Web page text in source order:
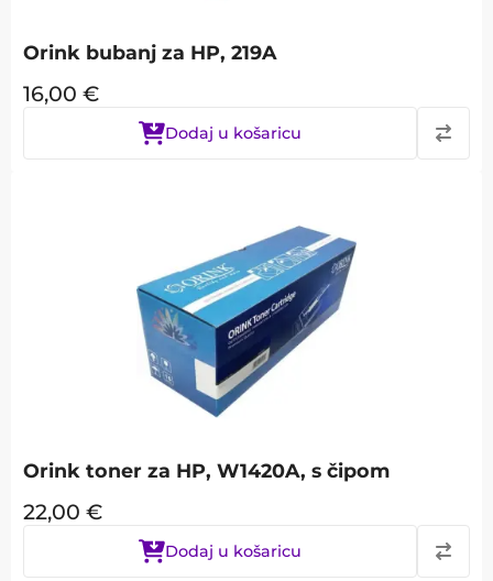
Orink bubanj za HP, 219A
16,00 €
Dodaj u košaricu
Orink toner za HP, W1420A, s čipom
22,00 €
Dodaj u košaricu